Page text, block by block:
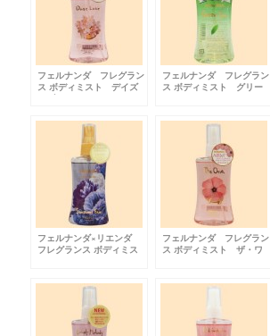
フェルナンダ フレグラン
ス ボディミスト デイズ
ラブ
フェルナンダ フレグラン
ス ボディミスト グリー
フェルナンダ×リエンダ
フレグランス ボディミス
フェルナンダ フレグラン
ス ボディミスト ザ・ワ